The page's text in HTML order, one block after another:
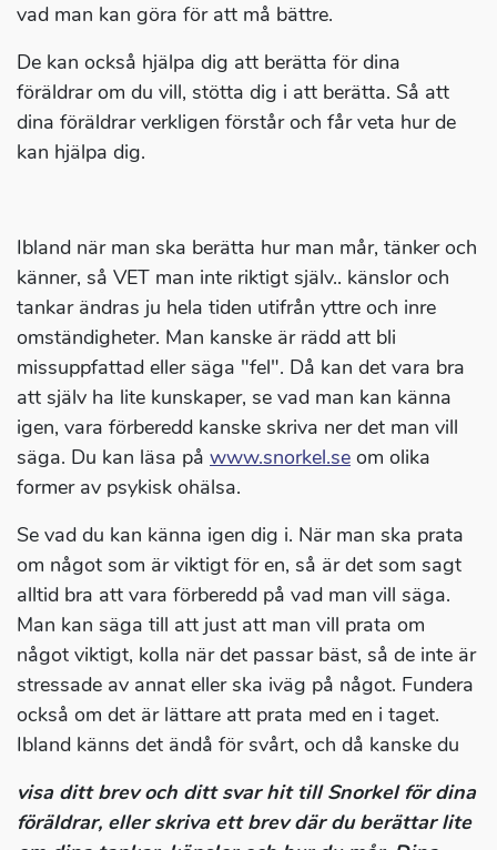
vad man kan göra för att må bättre.
De kan också hjälpa dig att berätta för dina
föräldrar om du vill, stötta dig i att berätta. Så att
dina föräldrar verkligen förstår och får veta hur de
kan hjälpa dig.
Ibland när man ska berätta hur man mår, tänker och
känner, så VET man inte riktigt själv.. känslor och
tankar ändras ju hela tiden utifrån yttre och inre
omständigheter. Man kanske är rädd att bli
missuppfattad eller säga "fel". Då kan det vara bra
att själv ha lite kunskaper, se vad man kan känna
igen, vara förberedd kanske skriva ner det man vill
säga. Du kan läsa på www.snorkel.se om olika
former av psykisk ohälsa.
Se vad du kan känna igen dig i. När man ska prata
om något som är viktigt för en, så är det som sagt
alltid bra att vara förberedd på vad man vill säga.
Man kan säga till att just att man vill prata om
något viktigt, kolla när det passar bäst, så de inte är
stressade av annat eller ska iväg på något. Fundera
också om det är lättare att prata med en i taget.
Ibland känns det ändå för svårt, och då kanske du
visa ditt brev och ditt svar hit till Snorkel för dina
föräldrar, eller skriva ett brev där du berättar lite